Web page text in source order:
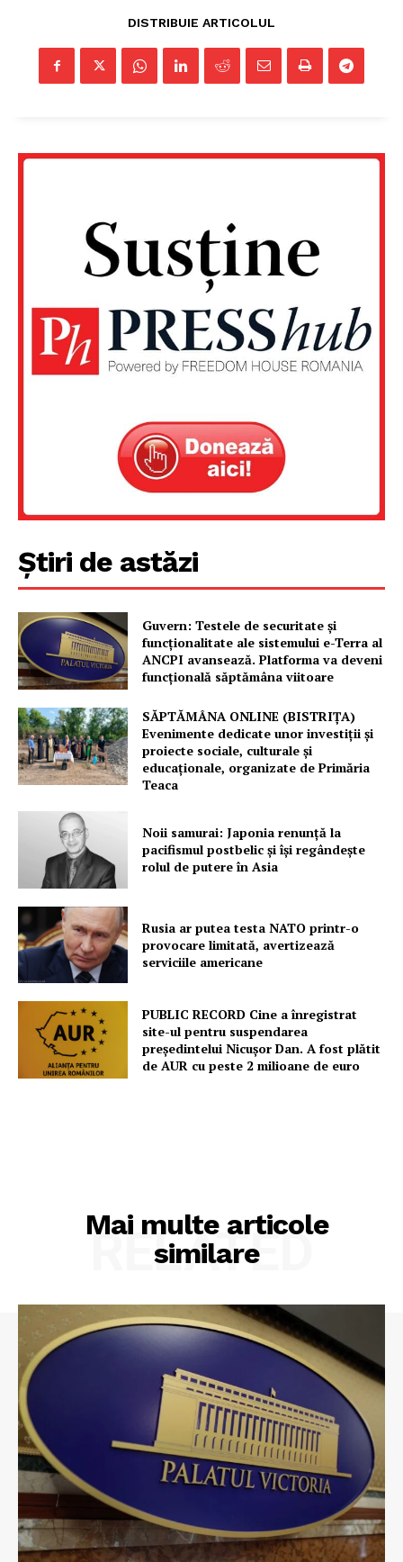
Un proiect
FREEDOM HOUSE ROMÂNIA
PRESShub
Despre noi / Echipa
Proiecte editoriale
Rețea
Contact
DISTRIBUIE ARTICOLUL
Știri de astăzi
Guvern: Testele de securitate și
funcționalitate ale sistemului e-Terra al
ANCPI avansează. Platforma va deveni
funcțională săptămâna viitoare
SĂPTĂMÂNA ONLINE (BISTRIȚA)
Evenimente dedicate unor investiții și
proiecte sociale, culturale și
educaționale, organizate de Primăria
Teaca
Noii samurai: Japonia renunță la
pacifismul postbelic și își regândește
rolul de putere în Asia
Rusia ar putea testa NATO printr-o
provocare limitată, avertizează
serviciile americane
PUBLIC RECORD Cine a înregistrat
site-ul pentru suspendarea
președintelui Nicușor Dan. A fost plătit
de AUR cu peste 2 milioane de euro
Mai multe articole
similare
RELATED